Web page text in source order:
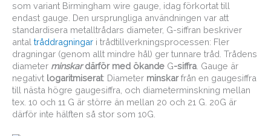
som variant Birmingham wire gauge, idag förkortat till
endast gauge. Den ursprungliga användningen var att
standardisera metalltrådars diameter, G-siffran beskriver
antal tråddragningar i trådtillverkningsprocessen: Fler
dragningar (genom allt mindre hål) ger tunnare tråd. Trådens
diameter minskardärför med ökande G-siffra . Gauge är
negativt logaritmiserat: Diameter minskarfrån en gaugesiffra
till nästa högre gaugesiffra, och diameterminskning mellan
tex. 10 och 11 G är större än mellan 20 och 21 G. 20G är
därför inte hälften så stor som 10G.